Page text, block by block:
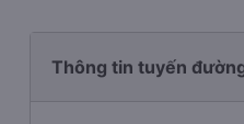
Thông tin tuyến